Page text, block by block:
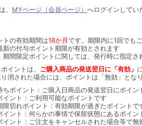
、 MYページ（会員ページ） へログインしてい
トの有効期間は18か月です。期限内に1回でも
新の付与ポイント期限が有効とされます
期間限定ポイントに関しては、発行時に指定
イントは、 ご購入商品の発送翌日に「有効」
消された場合には、ポイントは「無効」となり
ちポイント：ご購入日商品の発送翌日にポイン
イント：ご利用可能なポイントです
限切れポイント：有効期限が過ぎたポイントで
イント：何らかの事情で保留状態にあるポイン
イント：ご注文をキャンセルされた場合等で無